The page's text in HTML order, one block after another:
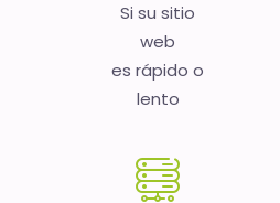
Si su sitio
web
es rápido o
lento